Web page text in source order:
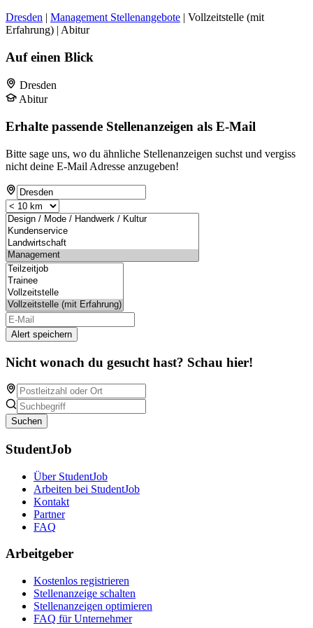
Dresden | Management Stellenangebote | Vollzeitstelle (mit
Erfahrung) | Abitur
Auf einen Blick
Dresden
Abitur
Erhalte passende Stellenanzeigen als E-Mail
Bitte sage uns, wo du ähnliche Stellenanzeigen suchst und vergiss
nicht deine E-Mail Adresse anzugeben!
Alert speichern
Nicht wonach du gesucht hast? Schau hier!
Suchen
StudentJob
Über StudentJob
Arbeiten bei StudentJob
Kontakt
Partner
FAQ
Arbeitgeber
Kostenlos registrieren
Stellenanzeige schalten
Stellenanzeigen optimieren
FAQ für Unternehmer